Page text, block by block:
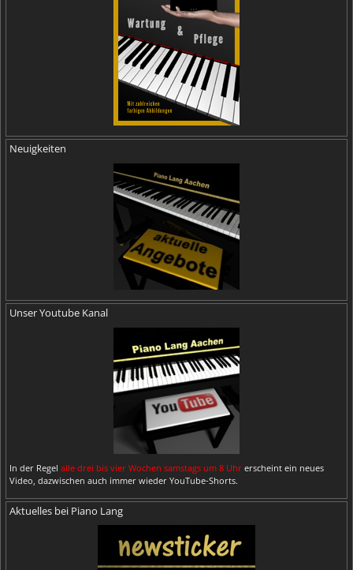
Neuigkeiten
Unser Youtube Kanal
In der Regel alle drei bis vier Wochen samstags um 8 Uhr erscheint ein neues
Video, dazwischen auch immer wieder YouTube-Shorts.
Aktuelles bei Piano Lang